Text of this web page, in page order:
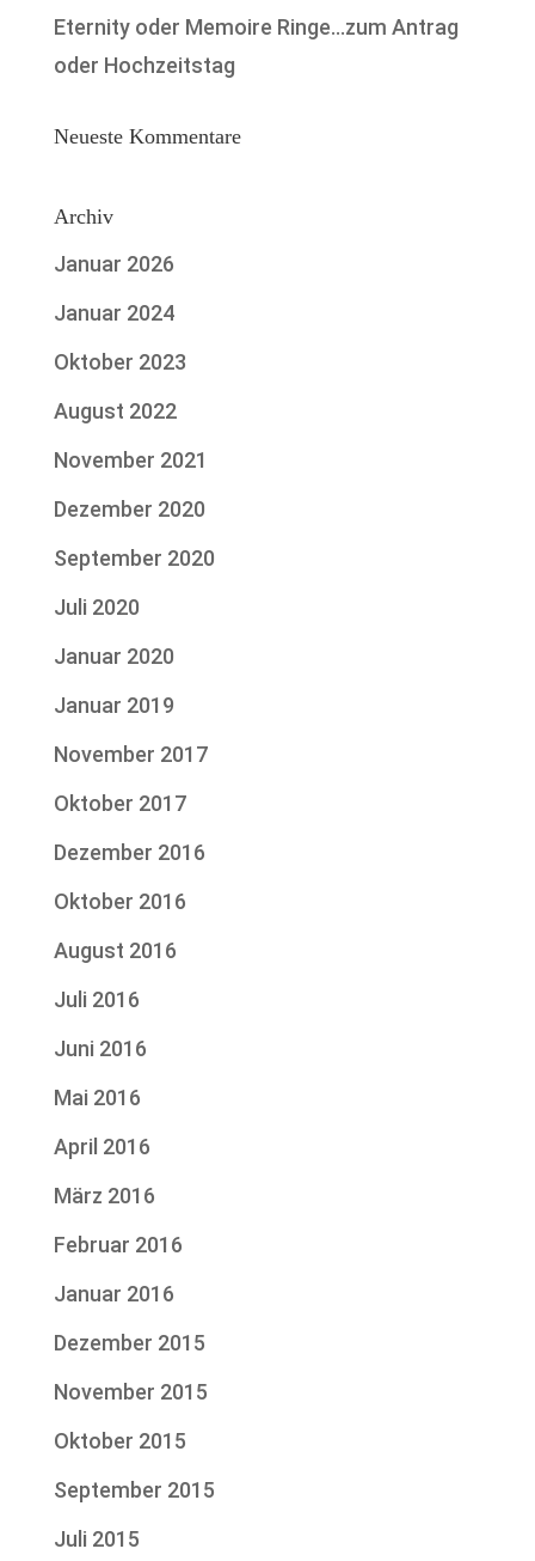
Eternity oder Memoire Ringe…zum Antrag
oder Hochzeitstag
Neueste Kommentare
Archiv
Januar 2026
Januar 2024
Oktober 2023
August 2022
November 2021
Dezember 2020
September 2020
Juli 2020
Januar 2020
Januar 2019
November 2017
Oktober 2017
Dezember 2016
Oktober 2016
August 2016
Juli 2016
Juni 2016
Mai 2016
April 2016
März 2016
Februar 2016
Januar 2016
Dezember 2015
November 2015
Oktober 2015
September 2015
Juli 2015